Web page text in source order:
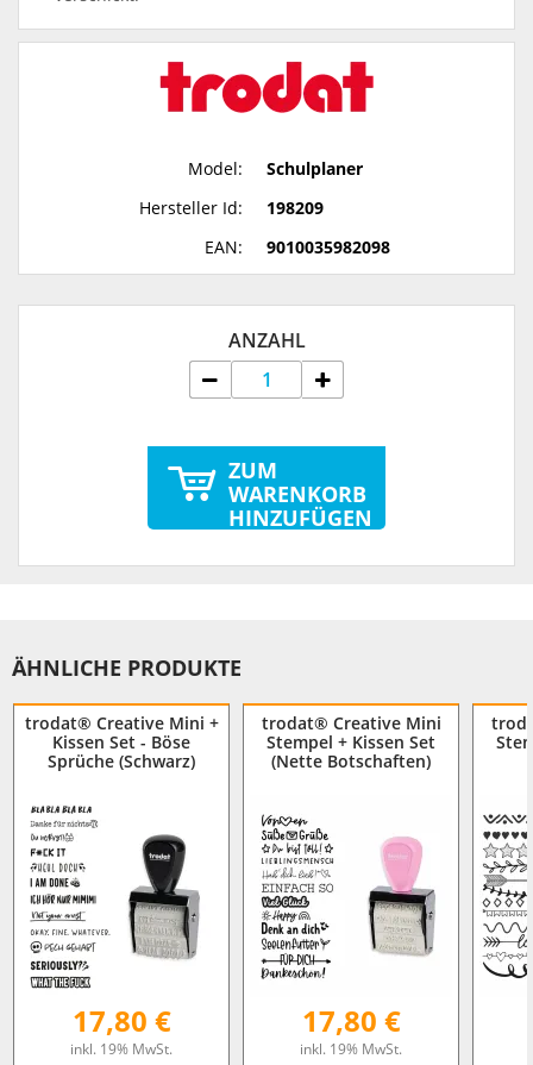
Model:
Schulplaner
Hersteller Id:
198209
EAN:
9010035982098
ANZAHL
ZUM
WARENKORB
HINZUFÜGEN
ÄHNLICHE PRODUKTE
trodat® Creative Mini +
Kissen Set - Böse
Sprüche (Schwarz)
17,80 €
inkl. 19% MwSt.
trodat® Creative Mini
Stempel + Kissen Set
(Nette Botschaften)
17,80 €
inkl. 19% MwSt.